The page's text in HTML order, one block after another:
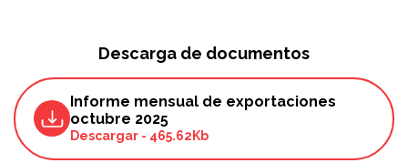
Descarga de documentos
Informe mensual de exportaciones
octubre 2025
Descargar - 465.62Kb